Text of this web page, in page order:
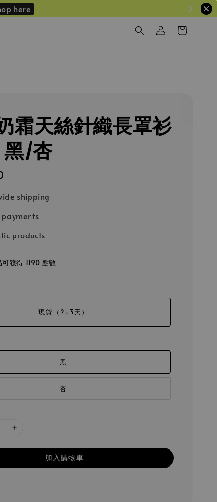
here
霜天絲針織長罩衫
黑/杏
shipping
payments
products
獲得 1190 點數
現貨（2-3天）
黑
杏
加入購物車